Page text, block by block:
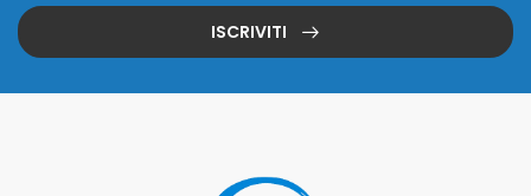
ISCRIVITI